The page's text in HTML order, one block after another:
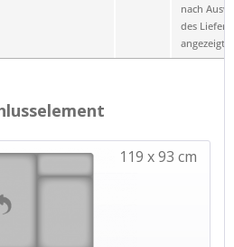
nach
des
angezeigt.